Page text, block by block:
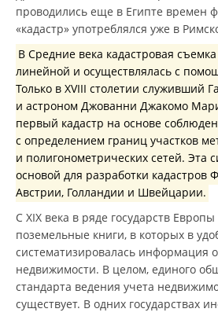
проводились еще в Египте времен
«кадастр» употреблялся уже в
В Средние века кадастровая
линейной и осуществлялась с
Только в XVIII столетии служивший
и астроном Джованни Джакомо
первый кадастр на основе
с определением границ участков
и полигонометрических сетей. Эта
основой для разработки кадастров
Австрии, Голландии и Швейцарии.
С XIX века в ряде государств
поземельные книги, в которых в
систематизировалась информация
недвижимости. В целом, единого
стандарта ведения учета
существует. В одних государствах